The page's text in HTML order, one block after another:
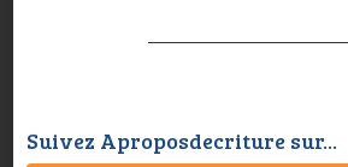
Suivez Aproposdecriture sur...